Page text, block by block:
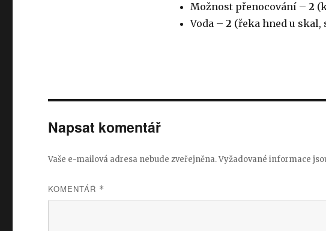
Možnost přenocování – 2
Voda – 2 (řeka hned u skal,
Napsat komentář
Vaše e-mailová adresa nebude zveřejněna.Vyžadované informace
KOMENTÁŘ *